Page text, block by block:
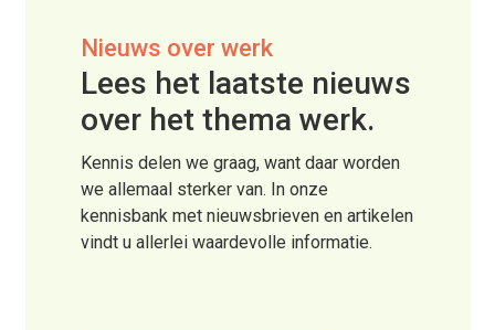
Nieuws over werk
Lees het laatste nieuws
over het thema werk.
Kennis delen we graag, want daar worden
we allemaal sterker van. In onze
kennisbank met nieuwsbrieven en artikelen
vindt u allerlei waardevolle informatie.